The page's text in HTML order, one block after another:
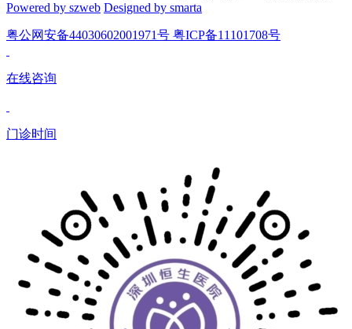
Powered by szweb Designed by smarta
粤公网安备44030602001971号 粤ICP备11101708号
在线咨询
门诊时间